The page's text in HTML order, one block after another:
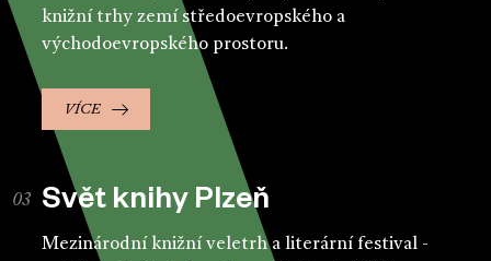
knižní trhy zemí středoevropského a
východoevropského prostoru.
VÍCE
Svět knihy Plzeň
Mezinárodní knižní veletrh a literární festival -